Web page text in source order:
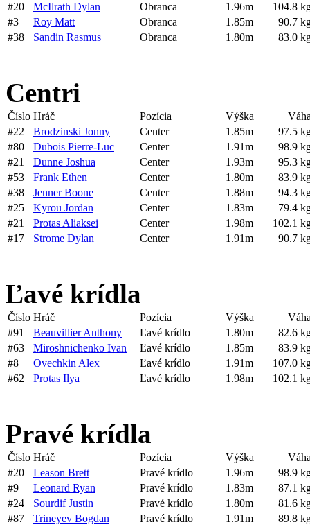
#20
McIlrath Dylan Obranca 1.96m
104.8
#3
Roy Matt Obranca 1.85m
90.7
#38
Sandin Rasmus Obranca 1.80m 83.0
Centri
Číslo Hráč Pozícia Výška
#22
Brodzinski Jonny Center 1.85m
97.5
#80
Dubois Pierre-Luc Center 1.91m
98.9
#21
Dunne Joshua Center 1.93m
95.3
#53
Frank Ethen Center 1.80m
83.9
#38
Jenner Boone Center 1.88m
94.3
#25
Kyrou Jordan Center 1.83m
79.4
#21
Protas Aliaksei Center 1.98m
102.1
#17
Strome Dylan Center 1.91m 90.7
Ľavé krídla
Číslo Hráč Pozícia Výška
#91
Beauvillier Anthony Ľavé krídlo 1.80m
82.6
#63
Miroshnichenko Ivan Ľavé krídlo 1.85m
83.9
#8
Ovechkin Alex Ľavé krídlo 1.91m
107.0
#62
Protas Ilya Ľavé krídlo 1.98m 102.1
Pravé krídla
Číslo Hráč Pozícia Výška
#20
Leason Brett Pravé krídlo 1.96m
98.9
#9
Leonard Ryan Pravé krídlo 1.83m
87.1
#24
Sourdif Justin Pravé krídlo 1.80m
81.6
#87
Trineyev Bogdan Pravé krídlo 1.91m
89.8